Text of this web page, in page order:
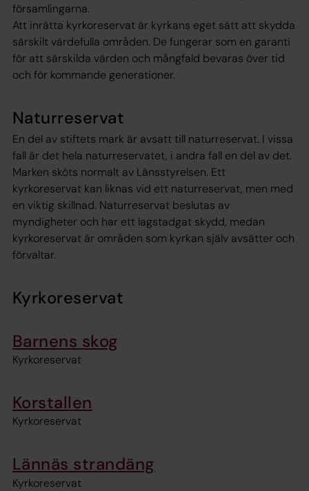
församlingarna.
Att inrätta kyrkoreservat är kyrkans eget sätt att skydda
särskilt värdefulla områden. De fungerar som en garanti
för att särskilda värden och mångfald bevaras över tid
och för kommande generationer.
Naturreservat
En del av stiftets mark är avsatt till naturreservat. I vissa
fall är det hela naturreservatet, i andra fall en del av det.
Marken sköts normalt av Länsstyrelsen. Ett
kyrkoreservat kan liknas vid ett naturreservat, men med
en viktig skillnad. Naturreservat beslutas av
myndigheter och har ett lagstadgat skydd, medan
kyrkoreservat är områden som kyrkan själv avsätter och
förvaltar.
Kyrkoreservat
Barnens skog
Kyrkoreservat
Korstallen
Kyrkoreservat
Lännäs strandäng
Kyrkoreservat